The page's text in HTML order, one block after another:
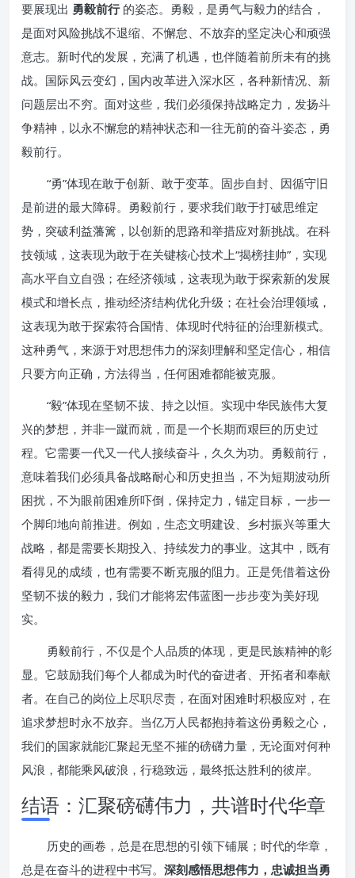
要展现出 勇毅前行 的姿态。勇毅，是勇气与毅力的结合，
是面对风险挑战不退缩、不懈怠、不放弃的坚定决心和顽强
意志。新时代的发展，充满了机遇，也伴随着前所未有的挑
战。国际风云变幻，国内改革进入深水区，各种新情况、新
问题层出不穷。面对这些，我们必须保持战略定力，发扬斗
争精神，以永不懈怠的精神状态和一往无前的奋斗姿态，勇
毅前行。
“勇”体现在敢于创新、敢于变革。固步自封、因循守旧
是前进的最大障碍。勇毅前行，要求我们敢于打破思维定
势，突破利益藩篱，以创新的思路和举措应对新挑战。在科
技领域，这表现为敢于在关键核心技术上“揭榜挂帅”，实现
高水平自立自强；在经济领域，这表现为敢于探索新的发展
模式和增长点，推动经济结构优化升级；在社会治理领域，
这表现为敢于探索符合国情、体现时代特征的治理新模式。
这种勇气，来源于对思想伟力的深刻理解和坚定信心，相信
只要方向正确，方法得当，任何困难都能被克服。
“毅”体现在坚韧不拔、持之以恒。实现中华民族伟大复
兴的梦想，并非一蹴而就，而是一个长期而艰巨的历史过
程。它需要一代又一代人接续奋斗，久久为功。勇毅前行，
意味着我们必须具备战略耐心和历史担当，不为短期波动所
困扰，不为眼前困难所吓倒，保持定力，锚定目标，一步一
个脚印地向前推进。例如，生态文明建设、乡村振兴等重大
战略，都是需要长期投入、持续发力的事业。这其中，既有
看得见的成绩，也有需要不断克服的阻力。正是凭借着这份
坚韧不拔的毅力，我们才能将宏伟蓝图一步步变为美好现
实。
勇毅前行，不仅是个人品质的体现，更是民族精神的彰
显。它鼓励我们每个人都成为时代的奋进者、开拓者和奉献
者。在自己的岗位上尽职尽责，在面对困难时积极应对，在
追求梦想时永不放弃。当亿万人民都抱持着这份勇毅之心，
我们的国家就能汇聚起无坚不摧的磅礴力量，无论面对何种
风浪，都能乘风破浪，行稳致远，最终抵达胜利的彼岸。
结语：汇聚磅礴伟力，共谱时代华章
历史的画卷，总是在思想的引领下铺展；时代的华章，
总是在奋斗的进程中书写。 深刻感悟思想伟力，忠诚担当勇